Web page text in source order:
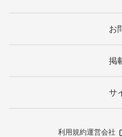
お
掲
サ
利用規約運営会社